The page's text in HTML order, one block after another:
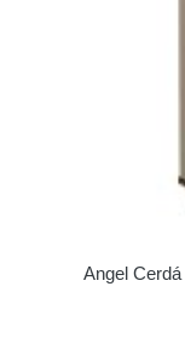
Angel